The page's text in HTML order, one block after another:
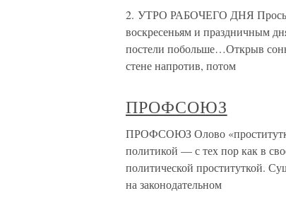
2. УТРО РАБОЧЕГО ДНЯ
воскресеньям и праздничным
постели побольше…Открыв
стене напротив, потом
ПРОФСОЮЗ
ПРОФСОЮЗ Олово
политикой — с тех пор как в
политической проституткой.
на законодательном